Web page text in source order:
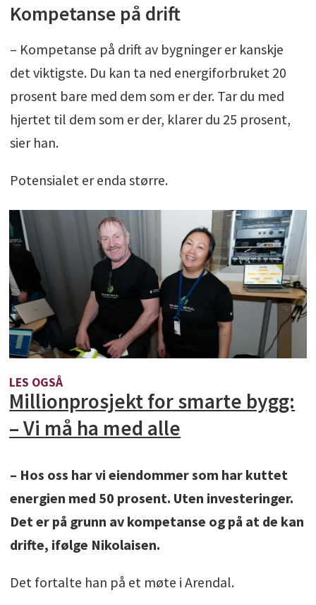
Kompetanse på drift
– Kompetanse på drift av bygninger er kanskje
det viktigste. Du kan ta ned energiforbruket 20
prosent bare med dem som er der. Tar du med
hjertet til dem som er der, klarer du 25 prosent,
sier han.
Potensialet er enda større.
LES OGSÅ
Millionprosjekt for smarte bygg:
– Vi må ha med alle
– Hos oss har vi eiendommer som har kuttet
energien med 50 prosent. Uten investeringer.
Det er på grunn av kompetanse og på at de kan
drifte, ifølge Nikolaisen.
Det fortalte han på et møte i Arendal.